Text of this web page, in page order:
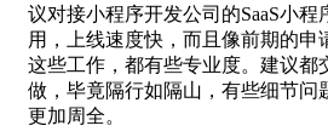
议对接小程序开发公司的SaaS小
用，上线速度快，而且像前期的申
这些工作，都有些专业度。建议都
做，毕竟隔行如隔山，有些细节问
更加周全。